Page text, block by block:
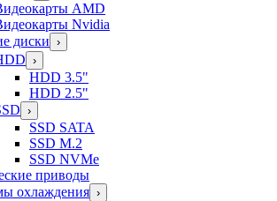
AMD
Nvidia
диски
›
›
HDD 3.5"
HDD 2.5"
›
SSD SATA
SSD M.2
SSD NVMe
приводы
охлаждения ›